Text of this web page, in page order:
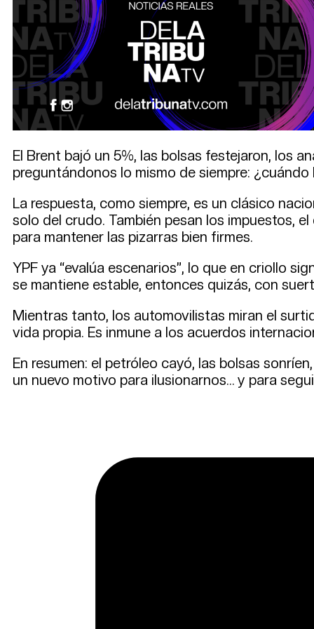
El Brent bajó un 5%, las bolsas festejaron, los
preguntándonos lo mismo de siempre:
La respuesta, como siempre, es un clásico
solo del crudo. También pesan los impuestos,
para mantener las pizarras bien firmes.
YPF ya “evalúa escenarios”, lo que en criollo
se mantiene estable, entonces quizás, con
Mientras tanto, los automovilistas miran el
vida propia. Es inmune a los acuerdos
En resumen: el petróleo cayó, las bolsas
un nuevo motivo para ilusionarnos… y para